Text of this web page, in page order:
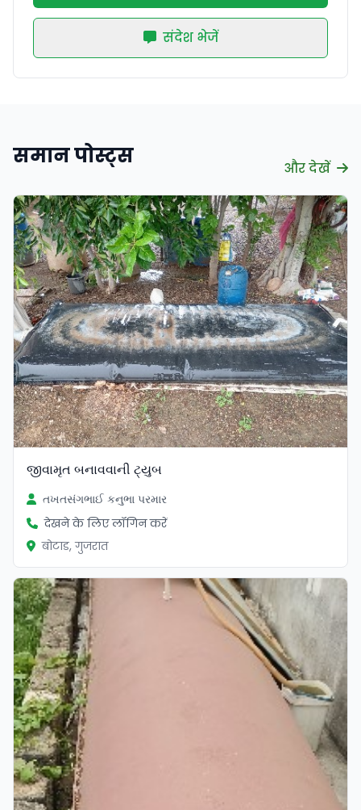
संदेश भेजें
समान पोस्ट्स और देखें
જીવામૃત બનાવવાની ટ્યુબ
તખતસંગભાઈ કનુભા પરમાર
देखने के लिए लॉगिन करें
बोटाड, गुजरात